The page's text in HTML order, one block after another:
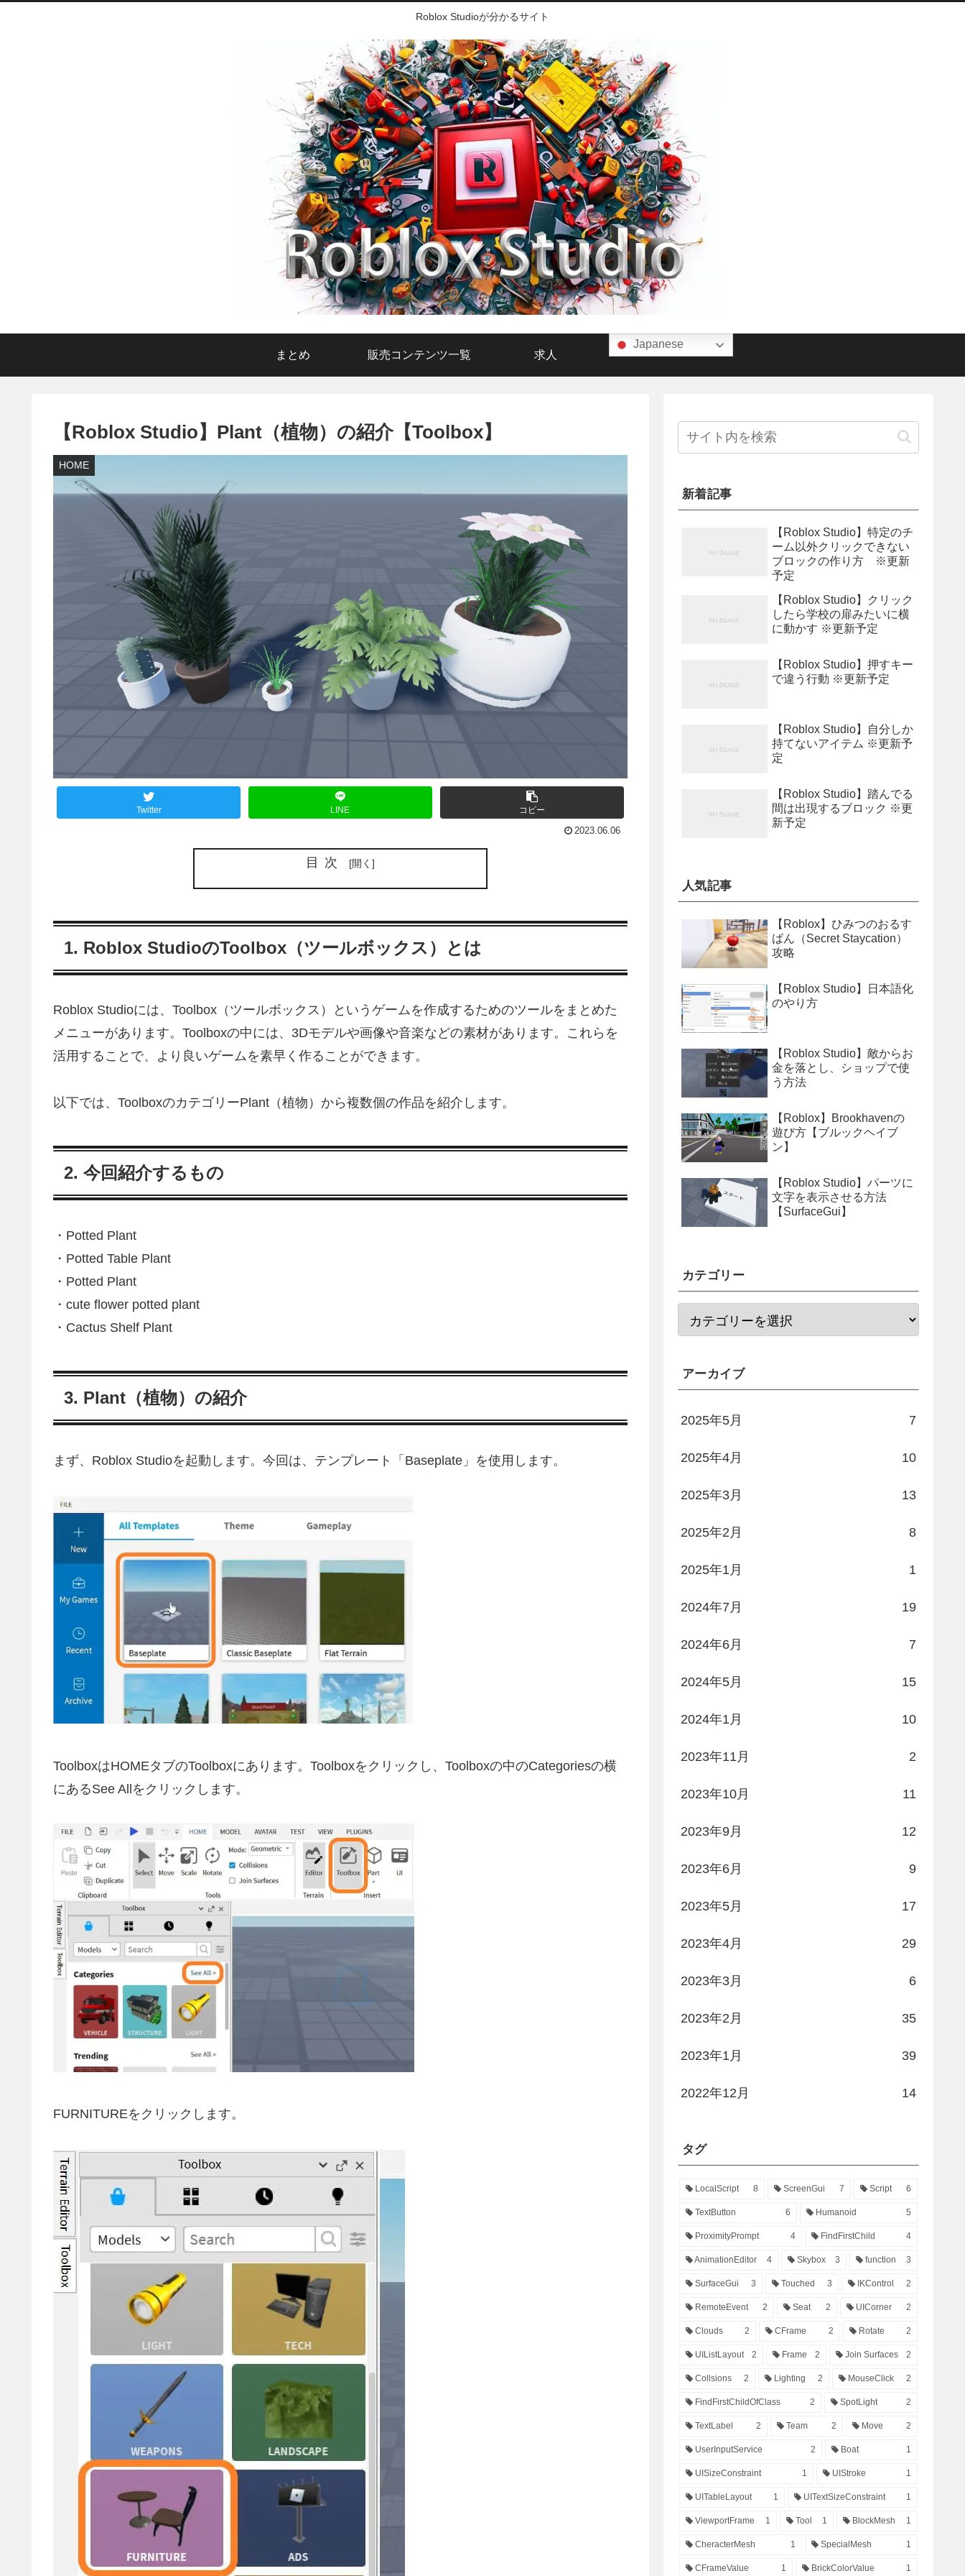
Roblox Studioが分かるサイト
まとめ 販売コンテンツ一覧 求人
Japanese
【Roblox Studio】Plant（植物）の紹介【Toolbox】
HOME
Twitter LINE コピー
2023.06.06
目次
1. Roblox StudioのToolbox（ツールボックス）とは
Roblox Studioには、Toolbox（ツールボックス）というゲームを作成するためのツールをまとめた
メニューがあります。Toolboxの中には、3Dモデルや画像や音楽などの素材があります。これらを
活用することで、より良いゲームを素早く作ることができます。
以下では、ToolboxのカテゴリーPlant（植物）から複数個の作品を紹介します。
2. 今回紹介するもの
・Potted Plant
・Potted Table Plant
・Potted Plant
・cute flower potted plant
・Cactus Shelf Plant
3. Plant（植物）の紹介
まず、Roblox Studioを起動します。今回は、テンプレート「Baseplate」を使用します。
ToolboxはHOMEタブのToolboxにあります。Toolboxをクリックし、Toolboxの中のCategoriesの横
にあるSee Allをクリックします。
FURNITUREをクリックします。
新着記事
【Roblox Studio】特定のチ
ーム以外クリックできない
ブロックの作り方 ※更新
予定
【Roblox Studio】クリック
したら学校の扉みたいに横
に動かす ※更新予定
【Roblox Studio】押すキー
で違う行動 ※更新予定
【Roblox Studio】自分しか
持てないアイテム ※更新予
定
【Roblox Studio】踏んでる
間は出現するブロック ※更
新予定
人気記事
【Roblox】ひみつのおるす
ばん（Secret Staycation）
攻略
【Roblox Studio】日本語化
のやり方
【Roblox Studio】敵からお
金を落とし、ショップで使
う方法
【Roblox】Brookhavenの
遊び方【ブルックヘイブ
ン】
【Roblox Studio】パーツに
文字を表示させる方法
【SurfaceGui】
カテゴリー
アーカイブ
2025年5月 7
2025年4月 10
2025年3月 13
2025年2月 8
2025年1月 1
2024年7月 19
2024年6月 7
2024年5月 15
2024年1月 10
2023年11月 2
2023年10月 11
2023年9月 12
2023年6月 9
2023年5月 17
2023年4月 29
2023年3月 6
2023年2月 35
2023年1月 39
2022年12月 14
タグ
LocalScript 8 ScreenGui 7 Script 6
TextButton 6 Humanoid 5
ProximityPrompt 4 FindFirstChild 4
AnimationEditor 4 Skybox 3 function 3
SurfaceGui 3 Touched 3 IKControl 2
RemoteEvent 2 Seat 2 UICorner 2
Clouds 2 CFrame 2 Rotate 2
UIListLayout 2 Frame 2 Join Surfaces 2
Collsions 2 Lighting 2 MouseClick 2
FindFirstChildOfClass 2 SpotLight 2
TextLabel 2 Team 2 Move 2
UserInputService 2 Boat 1
UISizeConstraint 1 UIStroke 1
UITableLayout 1 UITextSizeConstraint 1
ViewportFrame 1 Tool 1 BlockMesh 1
CheracterMesh 1 SpecialMesh 1
CFrameValue 1 BrickColorValue 1